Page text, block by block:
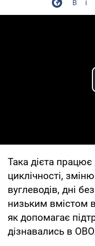
Така дієта
циклічності,
вуглеводів, дні
низьким вмістом
як допомагає
дізнавались в